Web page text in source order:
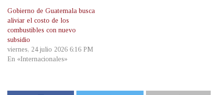
Gobierno de Guatemala busca
aliviar el costo de los
combustibles con nuevo
subsidio
viernes, 24 julio 2026 6:16 PM
En «Internacionales»